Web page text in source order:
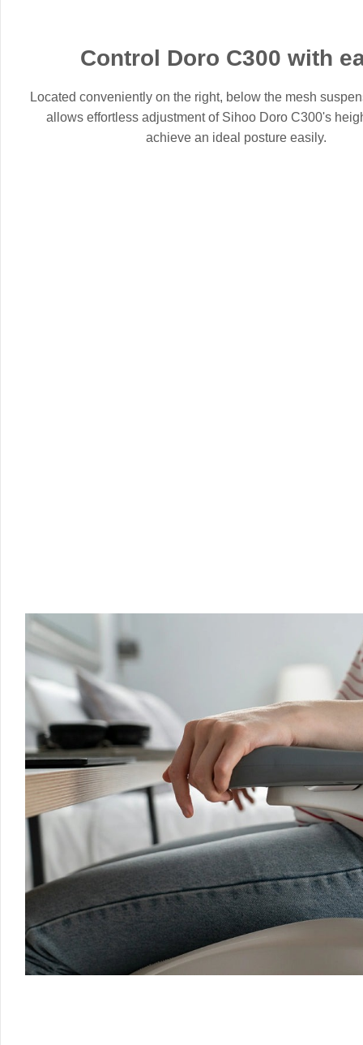
Control Doro C300 with
Located conveniently on the right, below the mesh
allows effortless adjustment of Sihoo Doro C300's
achieve an ideal posture easily.